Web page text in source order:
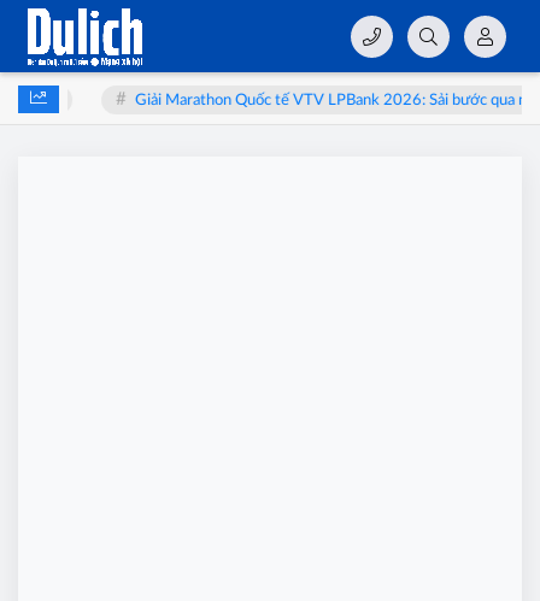
thai Giải Marathon Quốc tế VTV LPBank 2026: Sải bước qua miền